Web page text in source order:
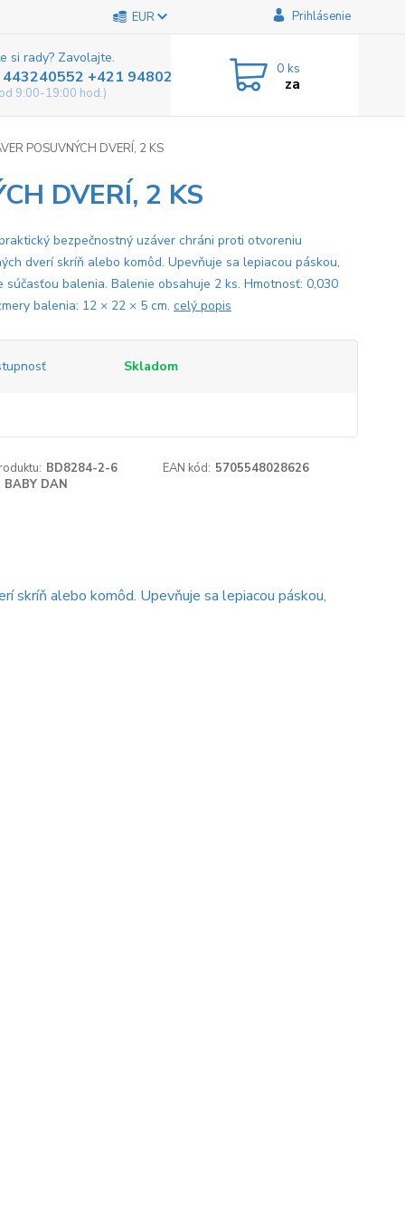
EUR Prihlásenie
si rady? Zavolajte.
+421 948025800
9:00-19:00 hod.)
0 ks
za
POSUVNÝCH DVERÍ, 2 KS
DVERÍ, 2 KS
bezpečnostný uzáver chráni proti otvoreniu
dverí skríň alebo komôd. Upevňuje sa lepiacou páskou,
súčasťou balenia. Balenie obsahuje 2 ks. Hmotnosť: 0,030
balenia: 12 × 22 × 5 cm. celý popis
Skladom
BD8284-2-6 EAN kód: 5705548028626
BABY DAN
skríň alebo komôd. Upevňuje sa lepiacou páskou,